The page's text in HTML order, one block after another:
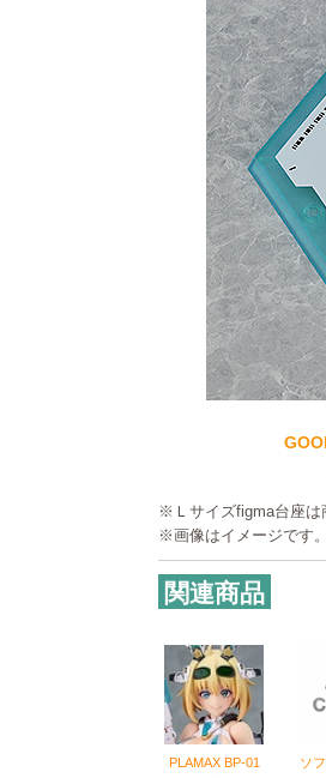
※Ｌサイズfigma台座は
※画像はイメージです。
関連商品
PLAMAX BP-01
ソ